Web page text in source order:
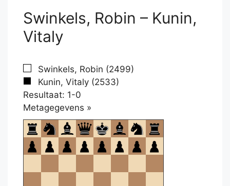
Swinkels, Robin – Kunin,
Vitaly
Swinkels, Robin (2499)
Kunin, Vitaly (2533)
Resultaat: 1-0
Metagegevens »
om
te
openen.